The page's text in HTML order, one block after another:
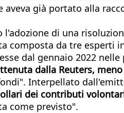
aveva già portato alla
l'adozione di una
composta da tre esperti
dal gennaio 2022 nelle
dalla Reuters,
Interpellato
dei contributi
come previsto".